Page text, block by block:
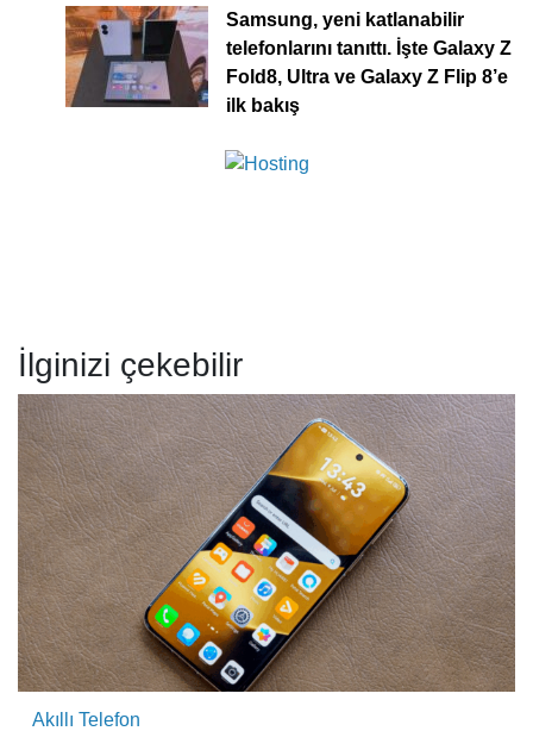
Samsung, yeni katlanabilir
telefonlarını tanıttı. İşte Galaxy Z
Fold8, Ultra ve Galaxy Z Flip 8’e
ilk bakış
İlginizi çekebilir
Akıllı Telefon